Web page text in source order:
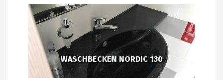
WASCHBECKEN NORDIC 130